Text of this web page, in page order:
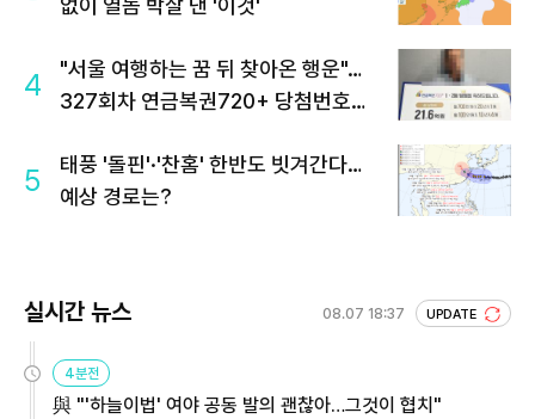
없이 열돔 박살 낸 '이것'
4
"서울 여행하는 꿈 뒤 찾아온 행운"…
327회차 연금복권720+ 당첨번호조
5
태풍 '돌핀'·'찬홈' 한반도 빗겨간다…
예상 경로는?
실시간 뉴스 08.07 18:37 UPDATE
4분전
與 "'하늘이법' 여야 공동 발의 괜찮아…그것이 협치"